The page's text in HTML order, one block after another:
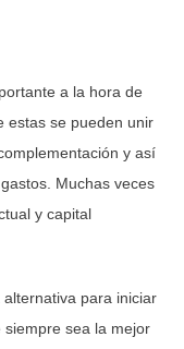
a la hora de
estas se pueden unir
y así
Muchas veces
y capital
para iniciar
sea la mejor